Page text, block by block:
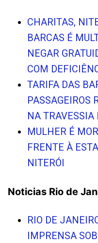
CHARITAS,
BARCAS É
NEGAR
COM
TARIFA DAS
PASSAGEIROS
NA TRAVESSIA
MULHER É
FRENTE À
NITERÓI
Noticias Rio de
RIO DE
IMPRENSA